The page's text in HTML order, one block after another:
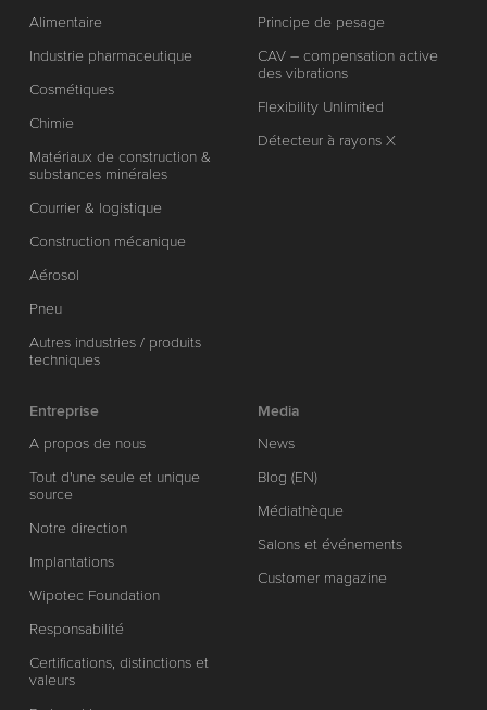
Alimentaire
Industrie pharmaceutique
Cosmétiques
Chimie
Matériaux de construction &
substances minérales
Courrier & logistique
Construction mécanique
Aérosol
Pneu
Autres industries / produits
techniques
Principe de pesage
CAV – compensation active
des vibrations
Flexibility Unlimited
Détecteur à rayons X
Entreprise
A propos de nous
Tout d'une seule et unique
source
Notre direction
Implantations
Wipotec Foundation
Responsabilité
Certifications, distinctions et
valeurs
Media
News
Blog (EN)
Médiathèque
Salons et événements
Customer magazine